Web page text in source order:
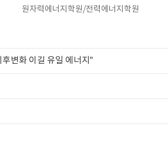
원자력에너지학원/전력에너지학원
변화 이길 유일 에너지”